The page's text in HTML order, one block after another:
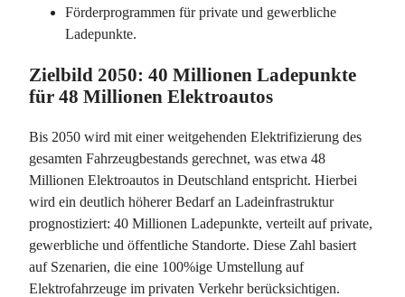
Förderprogrammen für private und gewerbliche
Ladepunkte.
Zielbild 2050: 40 Millionen Ladepunkte
für 48 Millionen Elektroautos
Bis 2050 wird mit einer weitgehenden Elektrifizierung des
gesamten Fahrzeugbestands gerechnet, was etwa 48
Millionen Elektroautos in Deutschland entspricht. Hierbei
wird ein deutlich höherer Bedarf an Ladeinfrastruktur
prognostiziert: 40 Millionen Ladepunkte, verteilt auf private,
gewerbliche und öffentliche Standorte. Diese Zahl basiert
auf Szenarien, die eine 100%ige Umstellung auf
Elektrofahrzeuge im privaten Verkehr berücksichtigen.